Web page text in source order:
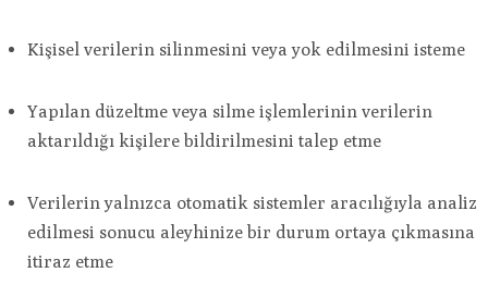
Kişisel verilerin silinmesini veya yok edilmesini isteme
Yapılan düzeltme veya silme işlemlerinin verilerin
aktarıldığı kişilere bildirilmesini talep etme
Verilerin yalnızca otomatik sistemler aracılığıyla analiz
edilmesi sonucu aleyhinize bir durum ortaya çıkmasına
itiraz etme